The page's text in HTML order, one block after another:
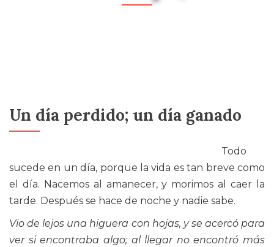
Un día perdido; un día ganado
Todo
sucede en un día, porque la vida es tan breve como
el día. Nacemos al amanecer, y morimos al caer la
tarde. Después se hace de noche y nadie sabe.
Vio de lejos una higuera con hojas, y se acercó para
ver si encontraba algo; al llegar no encontró más